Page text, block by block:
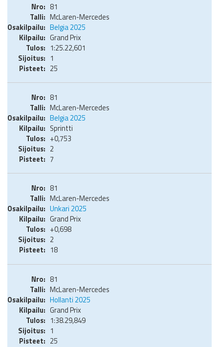
81
McLaren-Mercedes
Belgia 2025
Grand Prix
1:25.22,601
1
25
81
McLaren-Mercedes
Belgia 2025
Sprintti
+0,753
2
7
81
McLaren-Mercedes
Unkari 2025
Grand Prix
+0,698
2
18
81
McLaren-Mercedes
Hollanti 2025
Grand Prix
1:38.29,849
1
25